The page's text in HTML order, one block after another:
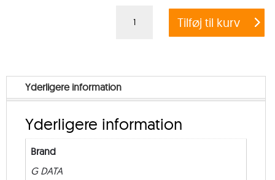
PROTECTION
BUSINESS
EXCHANGE
Tilføj til kurv
Yderligere information
Yderligere information
Brand
G DATA